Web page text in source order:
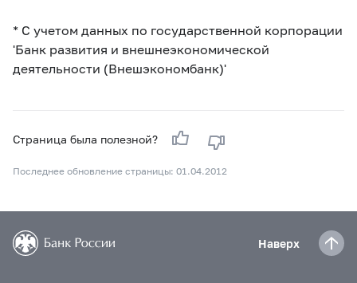
* С учетом данных по государственной корпорации
'Банк развития и внешнеэкономической
деятельности (Внешэкономбанк)'
Страница была полезной?
Последнее обновление страницы: 01.04.2012
Наверх